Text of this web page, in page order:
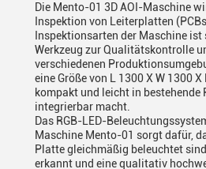
Die Mento-01 3D AOI-Maschine
Inspektion von Leiterplatten
Inspektionsarten der Maschine
Werkzeug zur Qualitätskontrolle
verschiedenen
eine Größe von L 1300 X W 1300
kompakt und leicht in
integrierbar macht.
Das RGB-LED-
Maschine Mento-01 sorgt dafür,
Platte gleichmäßig beleuchtet
erkannt und eine qualitativ